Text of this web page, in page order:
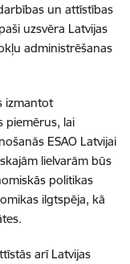
un attīstības
uzsvēra Latvijas
administrēšanas
izmantot
piemērus, lai
ESAO Latvijai
lielvarām būs
politikas
ilgtspēja, kā
arī Latvijas